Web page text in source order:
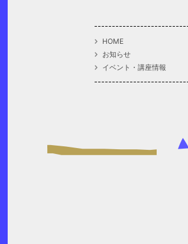
HOME
お知らせ
イベント・講座情報